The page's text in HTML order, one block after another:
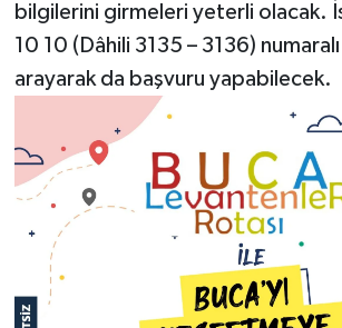
bilgilerini girmeleri yeterli olacak.
10 10 (Dâhili 3135 – 3136)
arayarak da başvuru yapabilecek.